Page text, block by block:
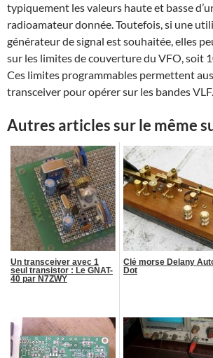
typiquement les valeurs haute et basse
radioamateur donnée. Toutefois, si une
générateur de signal est souhaitée, elles
sur les limites de couverture du VFO, soit
Ces limites programmables permettent
transceiver pour opérer sur les bandes VLF.
Autres articles sur le même
Un transceiver avec 1
seul transistor : Le GNAT-
40 par N7ZWY
Clé morse Delany
Dot